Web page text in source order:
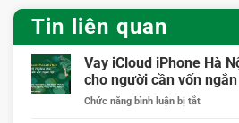
Tin liên quan
Vay iCloud iPhone Hà
cho người cần vốn
Chức năng bình luận bị tắtở